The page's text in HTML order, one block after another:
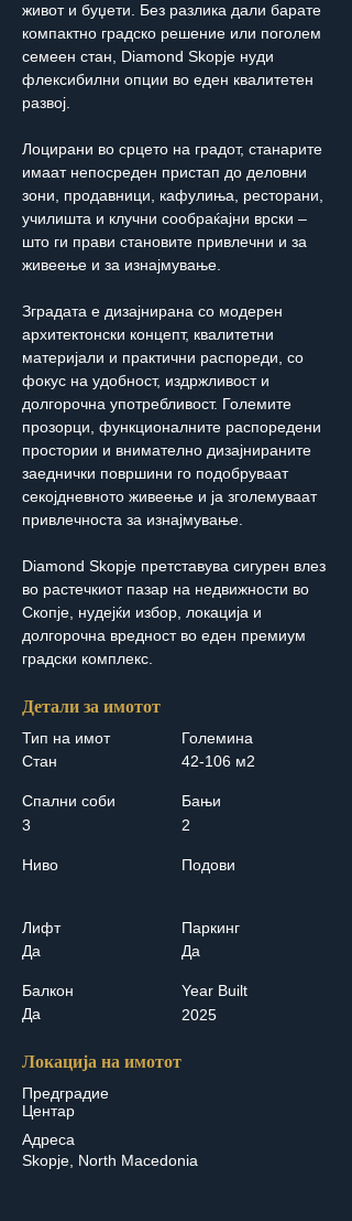
живот и буџети. Без разлика дали барате
компактно градско решение или поголем
семеен стан, Diamond Skopje нуди
флексибилни опции во еден квалитетен
развој.
Лоцирани во срцето на градот, станарите
имаат непосреден пристап до деловни
зони, продавници, кафулиња, ресторани,
училишта и клучни сообраќајни врски –
што ги прави становите привлечни и за
живеење и за изнајмување.
Зградата е дизајнирана со модерен
архитектонски концепт, квалитетни
материјали и практични распореди, со
фокус на удобност, издржливост и
долгорочна употребливост. Големите
прозорци, функционалните распоредени
простории и внимателно дизајнираните
заеднички површини го подобруваат
секојдневното живеење и ја зголемуваат
привлечноста за изнајмување.
Diamond Skopje претставува сигурен влез
во растечкиот пазар на недвижности во
Скопје, нудејќи избор, локација и
долгорочна вредност во еден премиум
градски комплекс.
Детали за имотот
Тип на имот
Стан
Големина
42-106 м2
Спални соби
3
Бањи
2
Ниво Подови
Лифт
Да
Паркинг
Да
Балкон
Да
Year Built
2025
Локација на имотот
Предградие
Центар
Адреса
Skopje, North Macedonia